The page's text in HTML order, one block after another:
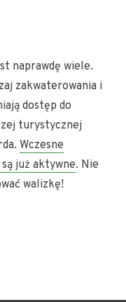
naprawdę wiele.
zakwaterowania i
dostęp do
turystycznej
Wczesne
już aktywne. Nie
walizkę!